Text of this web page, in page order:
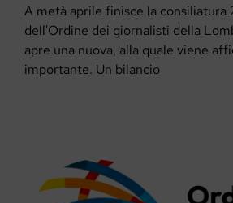
A metà aprile finisce la consiliatura
dell'Ordine dei giornalisti della
apre una nuova, alla quale viene
importante. Un bilancio